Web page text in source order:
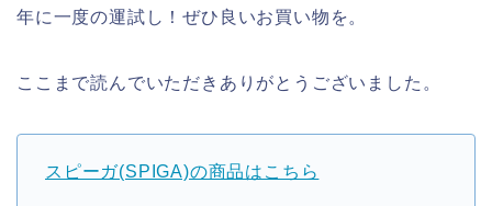
年に一度の運試し！ぜひ良いお買い物を。
ここまで読んでいただきありがとうございました。
スピーガ(SPIGA)の商品はこちら